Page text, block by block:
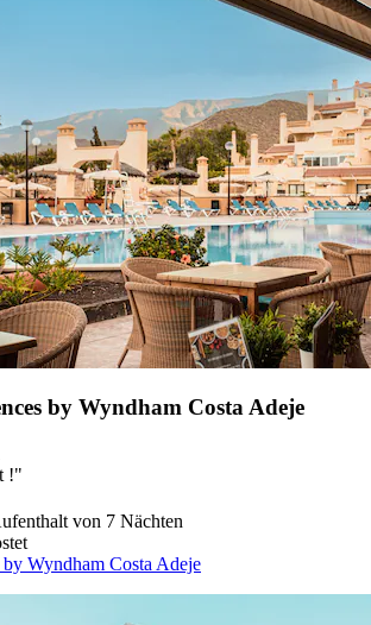
by Wyndham Costa Adeje
!"
von 7 Nächten
by Wyndham Costa Adeje